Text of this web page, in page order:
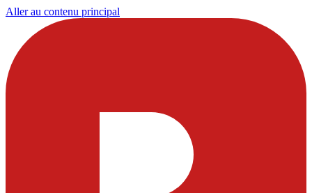
Aller au contenu principal